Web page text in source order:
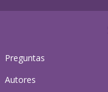
Preguntas
Autores